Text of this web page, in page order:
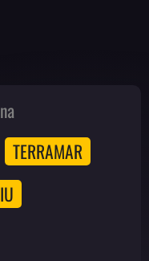
TERRAMAR